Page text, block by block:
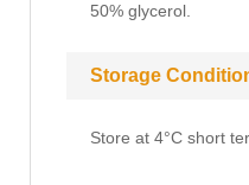
50% glycerol.
Storage
Store at 4°C short